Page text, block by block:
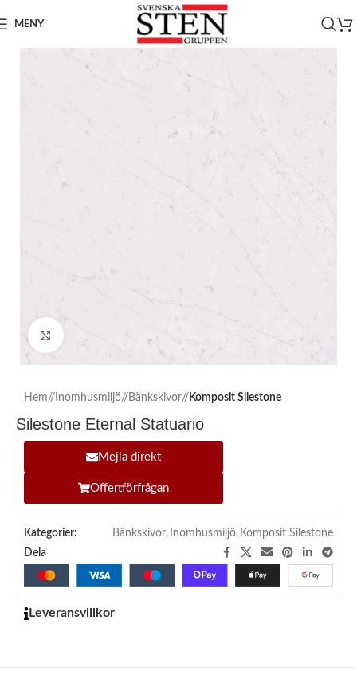
MENY
Hem/ Inomhusmiljö/ Bänkskivor/ Komposit Silestone
Silestone Eternal Statuario
Mejla direkt
Offertförfrågan
Kategorier: Bänkskivor, Inomhusmiljö, Komposit Silestone
Dela
Leveransvillkor